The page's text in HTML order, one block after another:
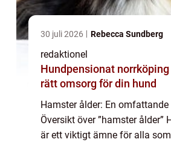
30 juli 2026 Rebecca Sundberg
redaktionel
Hundpensionat norrköping så väljer du
rätt omsorg för din hund
Hamster ålder: En omfattande
Översikt över ”hamster ålder”
är ett viktigt ämne för alla